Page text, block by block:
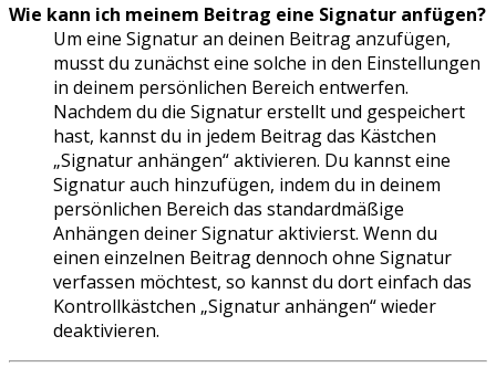
Wie kann ich meinem Beitrag eine Signatur anfügen?
Um eine Signatur an deinen Beitrag anzufügen,
musst du zunächst eine solche in den Einstellungen
in deinem persönlichen Bereich entwerfen.
Nachdem du die Signatur erstellt und gespeichert
hast, kannst du in jedem Beitrag das Kästchen
„Signatur anhängen“ aktivieren. Du kannst eine
Signatur auch hinzufügen, indem du in deinem
persönlichen Bereich das standardmäßige
Anhängen deiner Signatur aktivierst. Wenn du
einen einzelnen Beitrag dennoch ohne Signatur
verfassen möchtest, so kannst du dort einfach das
Kontrollkästchen „Signatur anhängen“ wieder
deaktivieren.